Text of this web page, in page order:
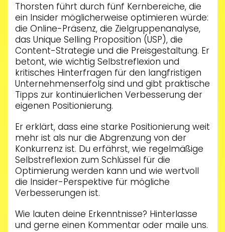
Thorsten führt durch fünf Kernbereiche, die
ein Insider möglicherweise optimieren würde:
die Online-Präsenz, die Zielgruppenanalyse,
das Unique Selling Proposition (USP), die
Content-Strategie und die Preisgestaltung. Er
betont, wie wichtig Selbstreflexion und
kritisches Hinterfragen für den langfristigen
Unternehmenserfolg sind und gibt praktische
Tipps zur kontinuierlichen Verbesserung der
eigenen Positionierung.
Er erklärt, dass eine starke Positionierung weit
mehr ist als nur die Abgrenzung von der
Konkurrenz ist. Du erfährst, wie regelmäßige
Selbstreflexion zum Schlüssel für die
Optimierung werden kann und wie wertvoll
die Insider-Perspektive für mögliche
Verbesserungen ist.
Wie lauten deine Erkenntnisse? Hinterlasse
und gerne einen Kommentar oder maile uns.